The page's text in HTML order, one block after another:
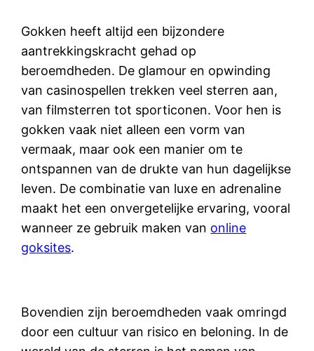
Gokken heeft altijd een bijzondere
aantrekkingskracht gehad op
beroemdheden. De glamour en opwinding
van casinospellen trekken veel sterren aan,
van filmsterren tot sporticonen. Voor hen is
gokken vaak niet alleen een vorm van
vermaak, maar ook een manier om te
ontspannen van de drukte van hun dagelijkse
leven. De combinatie van luxe en adrenaline
maakt het een onvergetelijke ervaring, vooral
wanneer ze gebruik maken van online
goksites.
Bovendien zijn beroemdheden vaak omringd
door een cultuur van risico en beloning. In de